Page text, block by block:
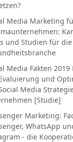
Media Marketing
und Studien für die
Media Fakten 2019
und
Media
[Studie]
Marketing:
WhatsApp
- die